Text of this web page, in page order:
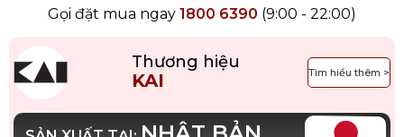
Gọi đặt mua ngay 1800 6390 (9:00 - 22:00)
Thương hiệu
KAI Tìm hiểu thêm >